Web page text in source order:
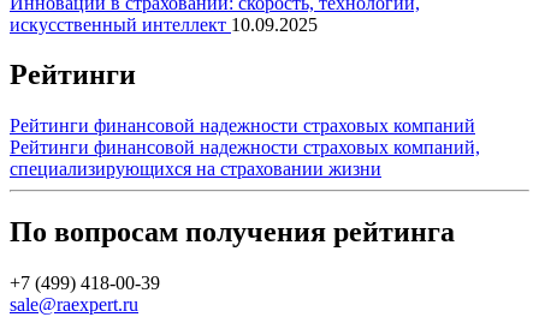
искусственный интеллект 10.09.2025
Рейтинги
Рейтинги финансовой надежности страховых компаний
Рейтинги финансовой надежности страховых компаний,
специализирующихся на страховании жизни
По вопросам получения рейтинга
+7 (499) 418-00-39
sale@raexpert.ru